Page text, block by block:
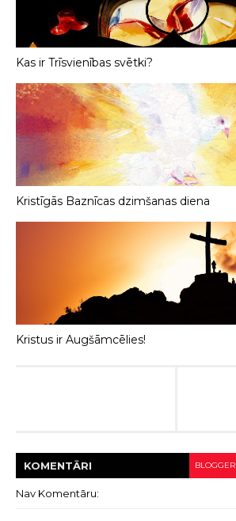
Kas ir Trīsvienības svētki?
Kristīgās Baznīcas dzimšanas diena
Kristus ir Augšāmcēlies!
KOMENTĀRI BLOGGER
Nav Komentāru: